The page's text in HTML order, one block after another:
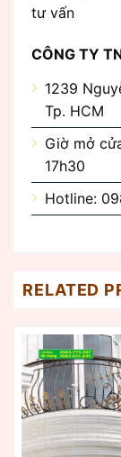
tư vấn
CÔNG TY
1239
Tp. HCM
Giờ mở
17h30
Hotline:
RELATED